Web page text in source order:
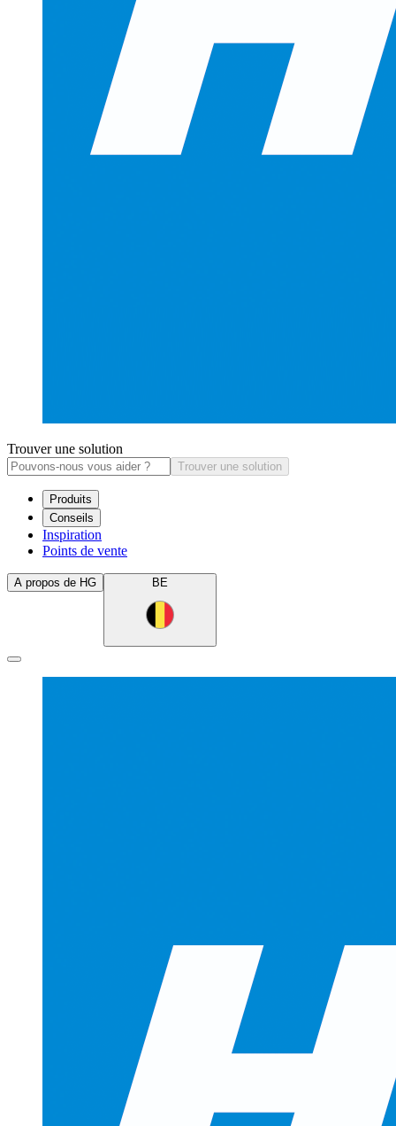
Trouver une solution
Trouver une solution
Produits
Conseils
Inspiration
Points de vente
A propos de HG BE